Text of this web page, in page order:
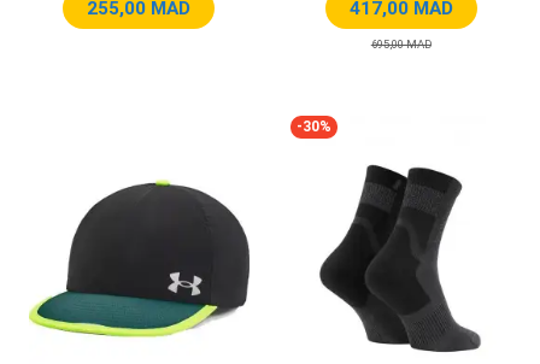
255,00 MAD 417,00 MAD
695,00 MAD
-30%